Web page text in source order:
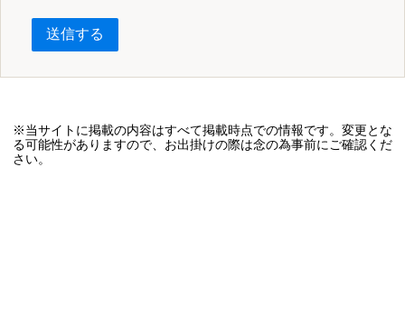
送信する
※当サイトに掲載の内容はすべて掲載時点での情報です。変更とな
る可能性がありますので、お出掛けの際は念の為事前にご確認くだ
さい。